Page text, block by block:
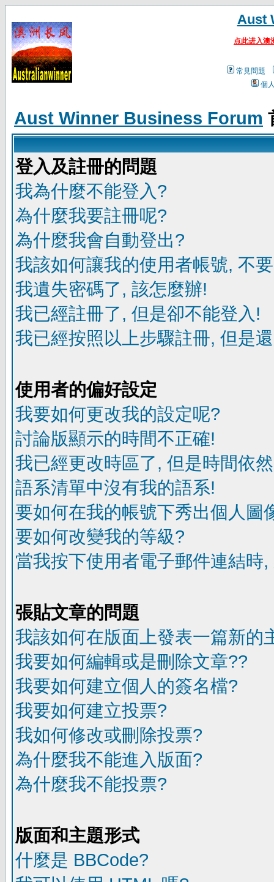
Aust
点此进入澳
常見問題
個
Aust Winner Business Forum
登入及註冊的問題
我為什麼不能登入?
為什麼我要註冊呢?
為什麼我會自動登出?
我該如何讓我的使用者帳號, 不
我遺失密碼了, 該怎麼辦!
我已經註冊了, 但是卻不能登入!
我已經按照以上步驟註冊, 但是
使用者的偏好設定
我要如何更改我的設定呢?
討論版顯示的時間不正確!
我已經更改時區了, 但是時間依
語系清單中沒有我的語系!
要如何在我的帳號下秀出個人圖
要如何改變我的等級?
當我按下使用者電子郵件連結時
張貼文章的問題
我該如何在版面上發表一篇新的
我要如何編輯或是刪除文章??
我要如何建立個人的簽名檔?
我要如何建立投票?
我如何修改或刪除投票?
為什麼我不能進入版面?
為什麼我不能投票?
版面和主題形式
什麼是 BBCode?